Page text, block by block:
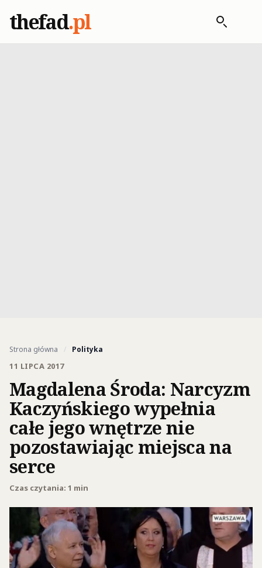
thefad.pl
Strona główna / Polityka
11 LIPCA 2017
Magdalena Środa: Narcyzm
Kaczyńskiego wypełnia
całe jego wnętrze nie
pozostawiając miejsca na
serce
Czas czytania: 1 min